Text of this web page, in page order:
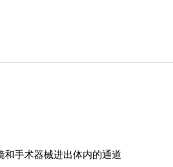
和手术器械进出体内的通道